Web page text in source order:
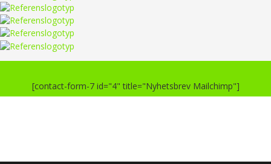
[contact-form-7 id="4" title="Nyhetsbrev Mailchimp"]